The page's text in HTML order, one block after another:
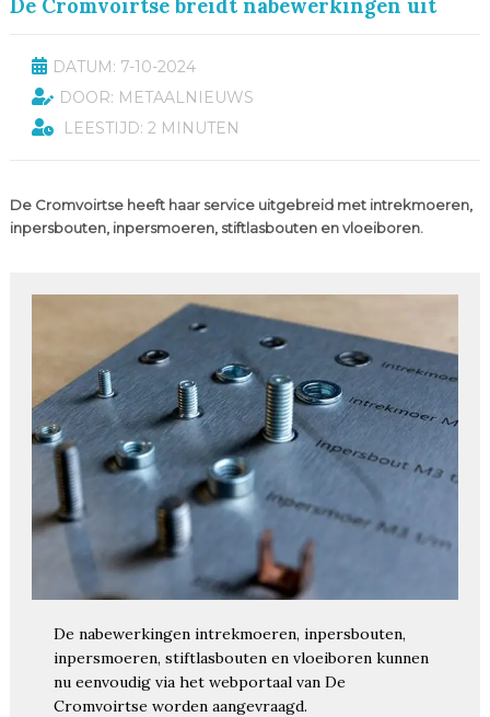
De Cromvoirtse breidt nabewerkingen uit
DATUM: 7-10-2024
DOOR: METAALNIEUWS
LEESTIJD: 2 MINUTEN
De Cromvoirtse heeft haar service uitgebreid met intrekmoeren,
inpersbouten, inpersmoeren, stiftlasbouten en vloeiboren.
De nabewerkingen intrekmoeren, inpersbouten,
inpersmoeren, stiftlasbouten en vloeiboren kunnen
nu eenvoudig via het webportaal van De
Cromvoirtse worden aangevraagd.